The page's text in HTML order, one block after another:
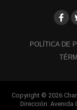
POLÍTICA DE
Copyright © 2026
Dirección: Avenida